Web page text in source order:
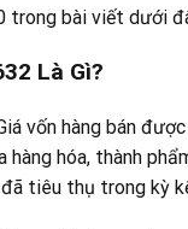
trong bài viết dưới
Là Gì?
vốn hàng bán
hàng hóa, thành
tiêu thụ trong kỳ